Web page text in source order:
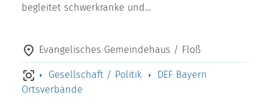
begleitet schwerkranke und…
Evangelisches Gemeindehaus / Floß
Gesellschaft / Politik
DEF Bayern
Ortsverbände